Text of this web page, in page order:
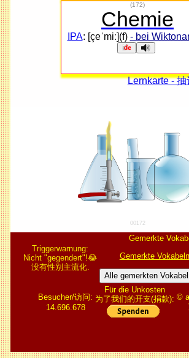
(172)
Chemie
IPA: [çeˈmiː](f) - bei
Lernkarte - 抽
00172
Triggerwarnung:
Nicht "gegendert"!😂
没有性别主流化.
Gemerkte
Gemerkte
Alle gemerkten
Besucher/访问:
14.696.678
Für die Unkosten
为了我们的开支(捐款): ©